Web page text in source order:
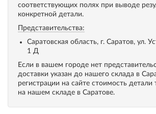
соответствующих полях при выводе
конкретной детали.
Представительства:
Саратовская область, г. Саратов, ул.
1 Д
Если в вашем городе нет
доставки указан до нашего склада в
регистрации на сайте стоимость детали
на нашем складе в Саратове.